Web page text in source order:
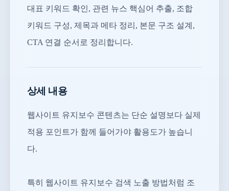
대표 키워드 확인, 관련 뉴스 핵심어 추출, 조합
키워드 구성, 제목과 메타 정리, 본문 구조 설계,
CTA 연결 순서로 정리합니다.
상세 내용
웹사이트 유지보수 콘텐츠는 단순 설명보다 실제
적용 포인트가 함께 들어가야 활용도가 높습니
다.
특히 웹사이트 유지보수 검색 노출 방법처럼 조